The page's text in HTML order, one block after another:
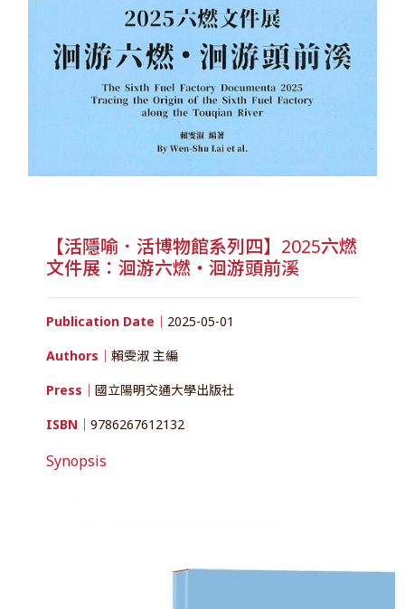
【活隱喻．活博物館系列四】2025六燃
文件展：洄游六燃・洄游頭前溪
Publication Date｜ 2025-05-01
Authors｜賴雯淑 主編
Press｜國立陽明交通大學出版社
ISBN｜9786267612132
Synopsis